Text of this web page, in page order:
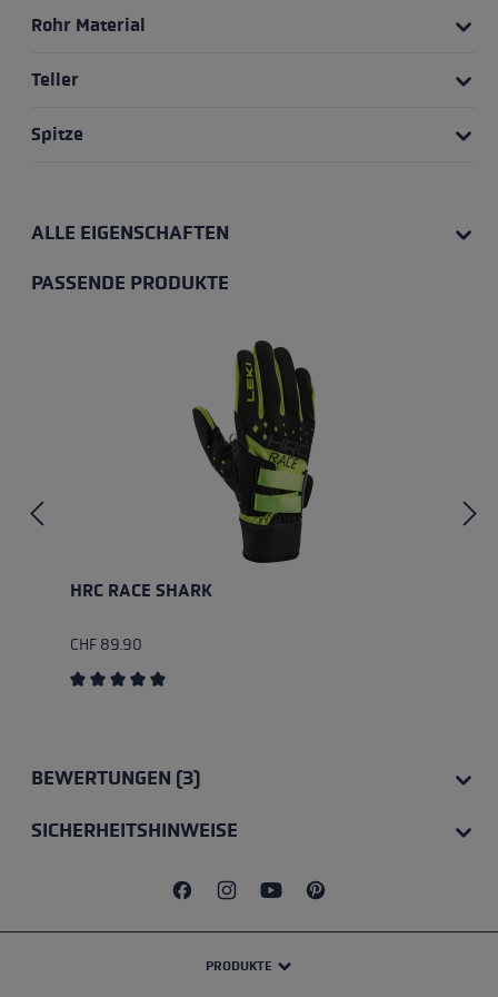
Rohr Material
Teller
Spitze
ALLE EIGENSCHAFTEN
PASSENDE PRODUKTE
HRC RACE SHARK
CHF 89.90
BEWERTUNGEN (3)
SICHERHEITSHINWEISE
PRODUKTE